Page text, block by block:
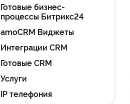
Готовые бизнес-
процессы Битрикс24
amoCRM Виджеты
Интеграции CRM
Готовые CRM
Услуги
IP телефония